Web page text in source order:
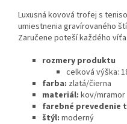
Luxusná kovová trofej s
umiestnenia gravírovaného
Zaručene poteší každého
rozmery produktu
celková výška:
farba: zlatá/čierna
materiál: kov/mramor
farebné prevedenie
štýl: moderný